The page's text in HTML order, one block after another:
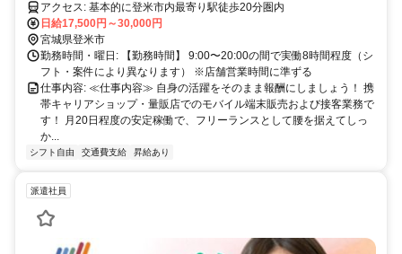
アクセス: 基本的に登米市内最寄り駅徒歩20分圏内
日給17,500円～30,000円
宮城県登米市
勤務時間・曜日: 【勤務時間】 9:00〜20:00の間で実働8時間程度（シ
フト・案件により異なります） ※店舗営業時間に準ずる
仕事内容: ≪仕事内容≫ 自身の活躍をそのまま報酬にしましょう！ 携
帯キャリアショップ・量販店でのモバイル端末販売および接客業務で
す！ 月20日程度の安定稼働で、フリーランスとして腰を据えてしっ
か...
シフト自由 交通費支給 昇給あり
派遣社員